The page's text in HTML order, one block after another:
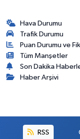
Hava Durumu
Trafik Durumu
Puan Durumu ve
Tüm Manşetler
Son Dakika
Haber Arşivi
RSS